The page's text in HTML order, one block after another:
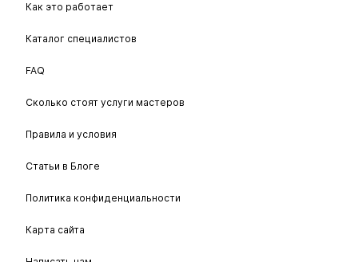
Как это работает
Каталог специалистов
FAQ
Сколько стоят услуги мастеров
Правила и условия
Статьи в Блоге
Политика конфиденциальности
Карта сайта